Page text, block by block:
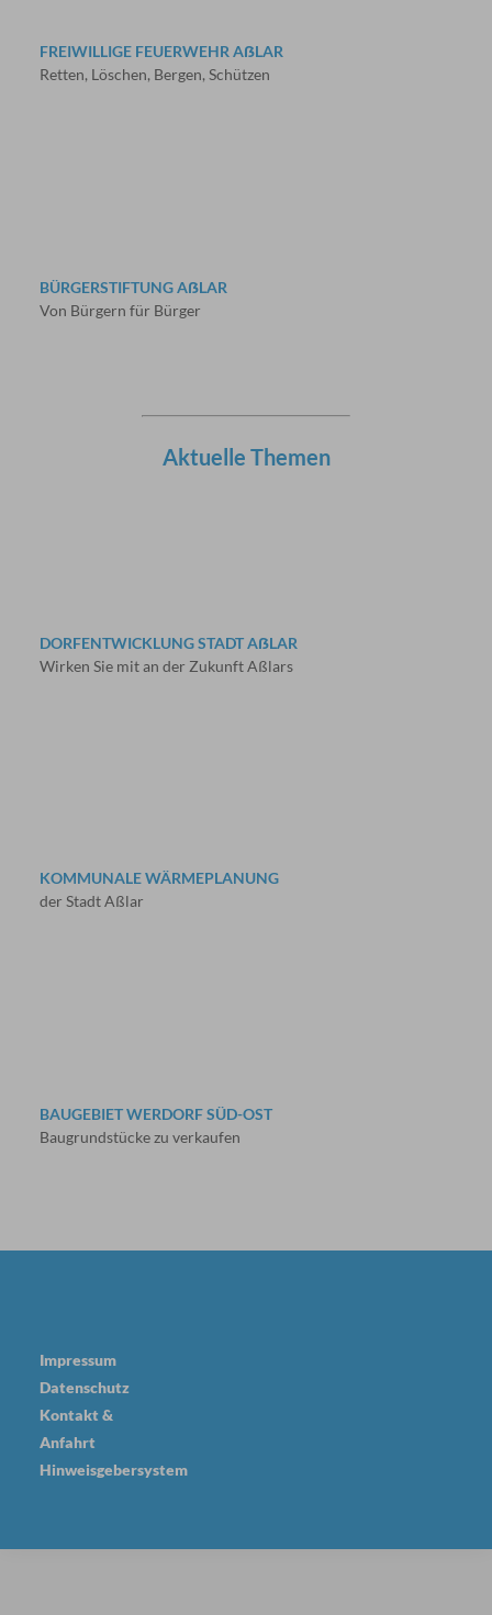
FREIWILLIGE FEUERWEHR AẞLAR
Retten, Löschen, Bergen, Schützen
BÜRGERSTIFTUNG AẞLAR
Von Bürgern für Bürger
Aktuelle Themen
DORFENTWICKLUNG STADT AẞLAR
Wirken Sie mit an der Zukunft Aßlars
KOMMUNALE WÄRMEPLANUNG
der Stadt Aßlar
BAUGEBIET WERDORF SÜD-OST
Baugrundstücke zu verkaufen
Impressum
Datenschutz
Kontakt &
Anfahrt
Hinweisgebersystem